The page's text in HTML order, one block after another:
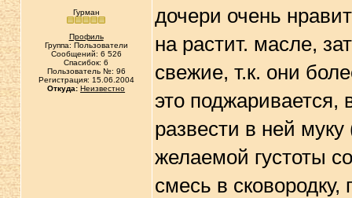
Гурман
Профиль
Группа: Пользователи
Сообщений: 6 526
Спасибок: 6
Пользователь №: 96
Регистрация: 15.06.2004
Откуда: Неизвестно
дочери очень
на растит. масле,
свежие, т.к. они
это поджаривается,
развести в ней муку
желаемой густоты
смесь в